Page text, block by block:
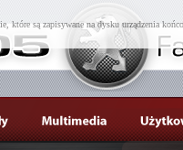
są zapisywane na dysku urządzenia